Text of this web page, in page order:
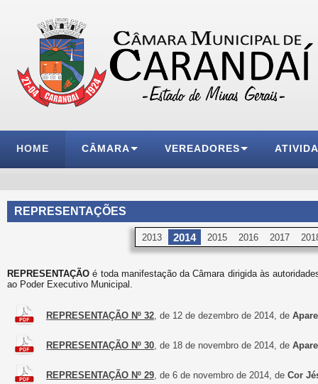
HOME CÂMARA VEREADORES
REPRESENTAÇÕES
2013 2014 2015 2016 2017
REPRESENTAÇÃO é toda manifestação da Câmara dirigida às
ao Poder Executivo Municipal.
REPRESENTAÇÃO Nº 32, de 12 de dezembro de 2014, de
REPRESENTAÇÃO Nº 30, de 18 de novembro de 2014, de
REPRESENTAÇÃO Nº 29, de 6 de novembro de 2014, de Cor